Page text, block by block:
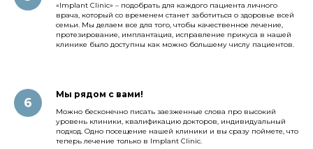
«Implant Clinic» – подобрать для каждого пациента личного
врача, который со временем станет заботиться о здоровье всей
семьи. Мы делаем все для того, чтобы качественное лечение,
протезирование, имплантация, исправление прикуса в нашей
клинике было доступны как можно большему числу пациентов.
Мы рядом с вами!
Можно бесконечно писать заезженные слова про высокий
уровень клиники, квалификацию докторов, индивидуальный
подход. Одно посещение нашей клиники и вы сразу поймете, что
теперь лечение только в Implant Clinic.